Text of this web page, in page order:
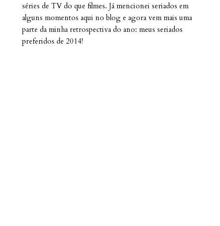
séries de TV do que filmes. Já mencionei seriados em
alguns momentos aqui no blog e agora vem mais uma
parte da minha retrospectiva do ano: meus seriados
preferidos de 2014!